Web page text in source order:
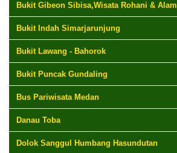
Bukit Gibeon Sibisa,Wisata Rohani & Alam
Bukit Indah Simarjarunjung
Bukit Lawang - Bahorok
Bukit Puncak Gundaling
Bus Pariwisata Medan
Danau Toba
Dolok Sanggul Humbang Hasundutan